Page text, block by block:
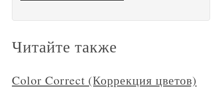
Читайте также
Color Correct (Коррекция цветов)